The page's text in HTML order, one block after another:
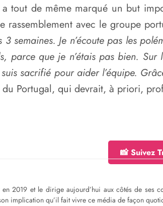
tout de même marqué un but
rassemblement avec le groupe
semaines. Je n’écoute pas les
parce que je n’étais pas bien.
sacrifié pour aider l’équipe.
Portugal, qui devrait, à priori,
📸 Suivez
2019 et le dirige aujourd’hui aux côtés de ses
implication qu’il fait vivre ce média de façon